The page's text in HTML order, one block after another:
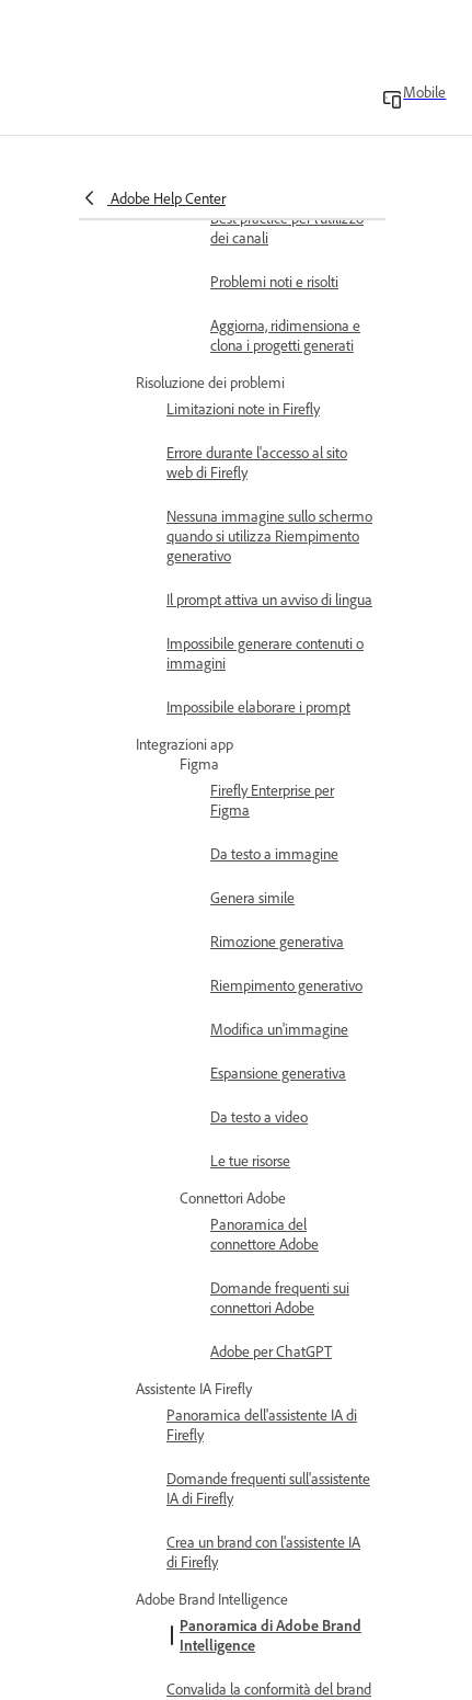
Mobile
Adobe Help Center
Best practice per l'utilizzo
dei canali
Problemi noti e risolti
Aggiorna, ridimensiona e
clona i progetti generati
Risoluzione dei problemi
Limitazioni note in Firefly
Errore durante l'accesso al sito
web di Firefly
Nessuna immagine sullo schermo
quando si utilizza Riempimento
generativo
Il prompt attiva un avviso di lingua
Impossibile generare contenuti o
immagini
Impossibile elaborare i prompt
Integrazioni app
Figma
Firefly Enterprise per
Figma
Da testo a immagine
Genera simile
Rimozione generativa
Riempimento generativo
Modifica un'immagine
Espansione generativa
Da testo a video
Le tue risorse
Connettori Adobe
Panoramica del
connettore Adobe
Domande frequenti sui
connettori Adobe
Adobe per ChatGPT
Assistente IA Firefly
Panoramica dell'assistente IA di
Firefly
Domande frequenti sull'assistente
IA di Firefly
Crea un brand con l'assistente IA
di Firefly
Adobe Brand Intelligence
Panoramica di Adobe Brand
Intelligence
Convalida la conformità del brand